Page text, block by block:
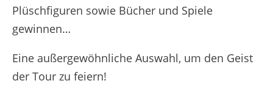
Plüschfiguren sowie Bücher und Spiele
gewinnen…
Eine außergewöhnliche Auswahl, um den Geist
der Tour zu feiern!